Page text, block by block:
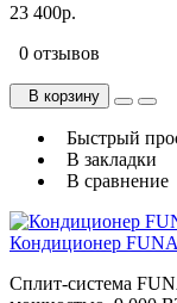
23 400р.
0 отзывов
В корзину
Быстрый
В закладки
В сравнение
Кондиционер
Сплит-система